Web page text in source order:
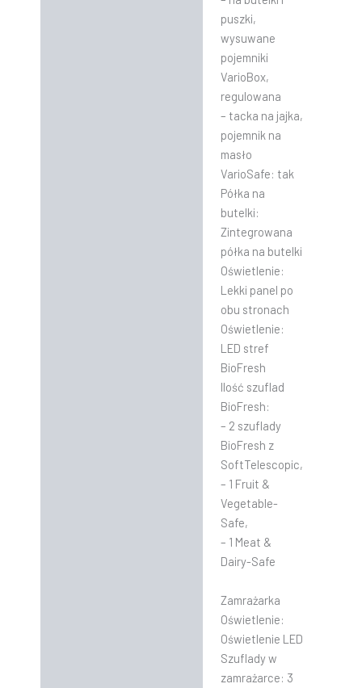
puszki,
wysuwane
pojemniki
VarioBox,
regulowana
– tacka na jajka,
pojemnik na
masło
VarioSafe: tak
Półka na
butelki:
Zintegrowana
półka na butelki
Oświetlenie:
Lekki panel po
obu stronach
Oświetlenie:
LED stref
BioFresh
Ilość szuflad
BioFresh:
– 2 szuflady
BioFresh z
SoftTelescopic,
– 1 Fruit &
Vegetable-
Safe,
– 1 Meat &
Dairy-Safe
Zamrażarka
Oświetlenie:
Oświetlenie LED
Szuflady w
zamrażarce: 3